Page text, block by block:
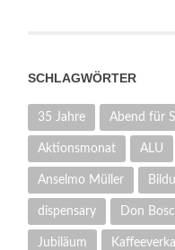
SCHLAGWÖRTER
35 Jahre Abend für
Aktionsmonat ALU
Anselmo Müller
dispensary Don
Jubiläum